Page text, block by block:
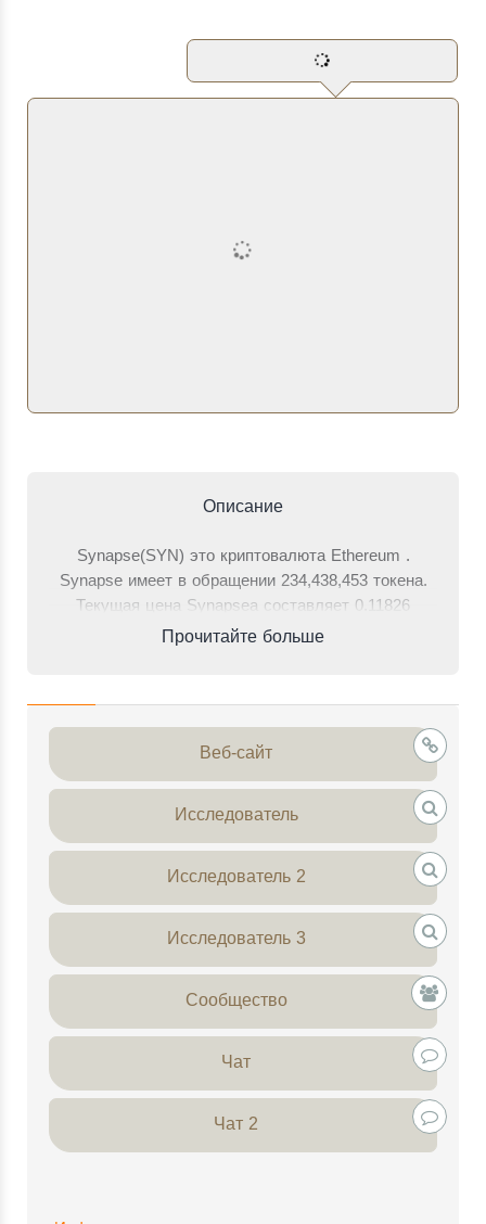
Описание
Synapse(SYN) это криптовалюта Ethereum .
Synapse имеет в обращении 234,438,453 токена.
Текущая цена Synapseа составляет 0.11826
долларов, что на 16.8% ниже, чем 24 часа назад.
47,376,528$. При текущих ценах рыночная
капитализация Synapseов (стоимость всех
находящихся в обращении Synapseов) составляет
27,725,410 $, что составляет 0% рынка
криптовалют. На этой странице вы можете найти
Synapseы с ведущих бирж. Пожалуйста, напишите
свои комментарии о Synapseах или других
криптовалютах в нижней части этой страницы.
Прочитайте больше
Веб-сайт
Исследователь
Исследователь 2
Исследователь 3
Сообщество
Чат
Чат 2